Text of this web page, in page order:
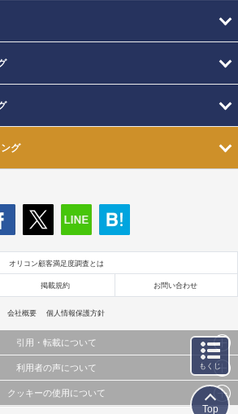
グ
オリコン顧客満足度調査とは
掲載規約 お問い合わせ
会社概要 個人情報保護方針
引用・転載について
文字、写真、イラスト、画像データ等）及びこれらの配置・
無断転載・複製などの二次利用を行うことは固く禁じており
利用者の声について
べてサービスの利用者が提出された見解・感想です。
クッキーの使用について
もくじ
Top